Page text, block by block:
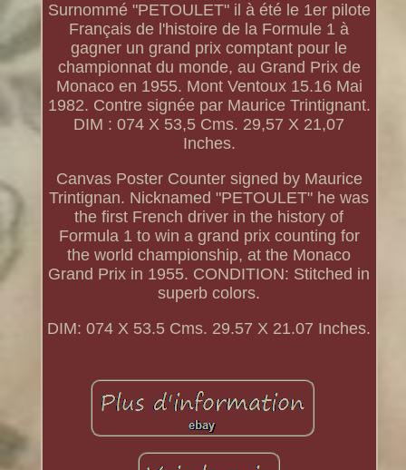
Surnommé "PETOULET" il à été le 1er pilote
Français de l'histoire de la Formule 1 à
gagner un grand prix comptant pour le
championnat du monde, au Grand Prix de
Monaco en 1955. Mont Ventoux 15.16 Mai
1982. Contre signée par Maurice Trintignant.
DIM : 074 X 53,5 Cms. 29,57 X 21,07
Inches.
Canvas Poster Counter signed by Maurice
Trintignan. Nicknamed "PETOULET" he was
the first French driver in the history of
Formula 1 to win a grand prix counting for
the world championship, at the Monaco
Grand Prix in 1955. CONDITION: Stitched in
superb colors.
DIM: 074 X 53.5 Cms. 29.57 X 21.07 Inches.